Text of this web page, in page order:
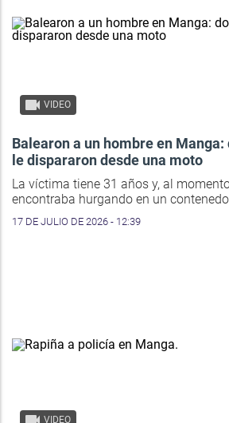
VIDEO
Balearon a un hombre en
le dispararon desde una moto
La víctima tiene 31 años y, al
encontraba hurgando en un
17 DE JULIO DE 2026 - 12:39
VIDEO